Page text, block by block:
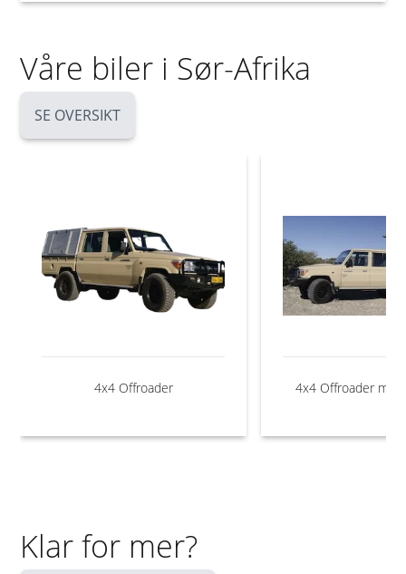
Våre biler i Sør-Afrika
SE OVERSIKT
4x4 Offroader 4x4 Offroader
Klar for mer?